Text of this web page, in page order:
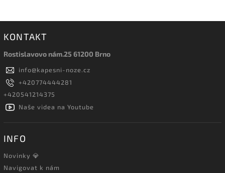
KONTAKT
Rostislavovo nám.25 61200 Brno
info@kapesni-noze.cz
+420774444281
+420541214375
Naše videa na Youtube
INFO
Novinky 💎
Navigovat k nám